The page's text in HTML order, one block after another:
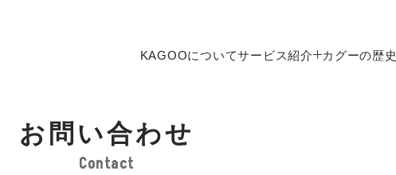
KAGOOについてサービス紹介
商品をお届けしたその後も
修理・メンテナンスサービス
カグーの歴史
お問い合わせ
Contact